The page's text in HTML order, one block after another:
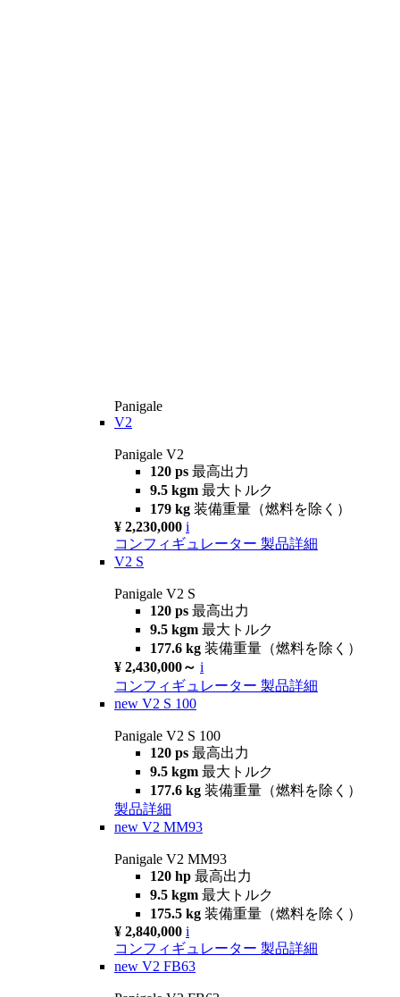
Panigale
V2
Panigale V2
120 ps 最高出力
9.5 kgm 最大トルク
179 kg 装備重量（燃料を除く）
¥ 2,230,000 i
コンフィギュレーター 製品詳細
V2 S
Panigale V2 S
120 ps 最高出力
9.5 kgm 最大トルク
177.6 kg 装備重量（燃料を除く）
¥ 2,430,000～ i
コンフィギュレーター 製品詳細
new V2 S 100
Panigale V2 S 100
120 ps 最高出力
9.5 kgm 最大トルク
177.6 kg 装備重量（燃料を除く）
製品詳細
new V2 MM93
Panigale V2 MM93
120 hp 最高出力
9.5 kgm 最大トルク
175.5 kg 装備重量（燃料を除く）
¥ 2,840,000 i
コンフィギュレーター 製品詳細
new V2 FB63